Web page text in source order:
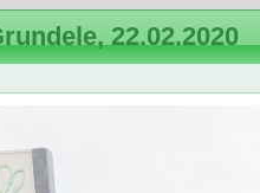
22.02.2020